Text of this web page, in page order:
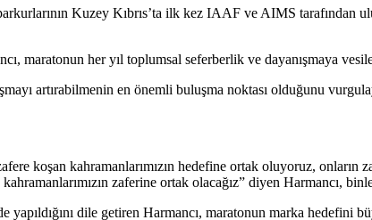
Kuzey Kıbrıs’ta ilk kez IAAF ve AIMS tarafından
maratonun her yıl toplumsal seferberlik ve dayanışmaya
artırabilmenin en önemli buluşma noktası olduğunu
koşan kahramanlarımızın hedefine ortak oluyoruz,
zaferine ortak olacağız” diyen Harmancı,
dile getiren Harmancı, maratonun marka hedefini